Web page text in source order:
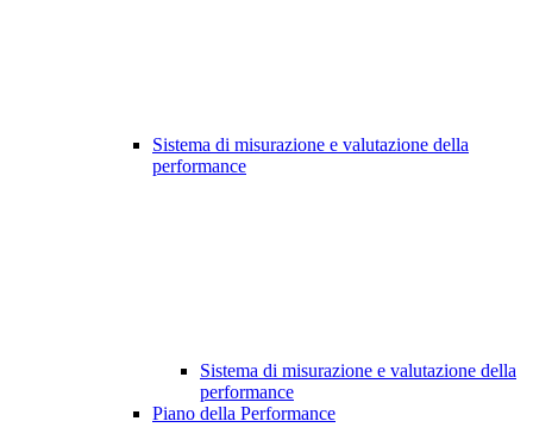
Sistema di misurazione e valutazione della
performance
Sistema di misurazione e valutazione della
performance
Piano della Performance